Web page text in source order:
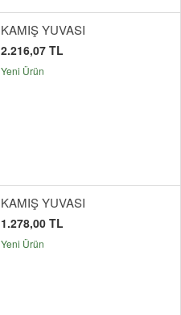
KAMIŞ YUVASI
2.216,07 TL
Yeni Ürün
KAMIŞ YUVASI
1.278,00 TL
Yeni Ürün